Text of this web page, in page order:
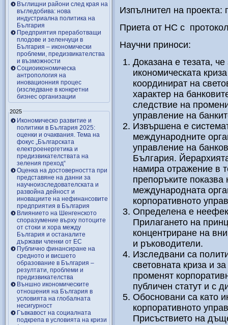
Въглищни райони след края на
въгледобива: нова
индустриална политика на
България
Предприятия преработващи
плодове и зеленчуци в
България – икономически
проблеми, предизвикателства
и възможности
Социоикономическа
антропология на
иновационния процес
(изследване в конкретни
бизнес организации
2025
Икономическо развитие и
политики в България 2025:
оценки и очаквания. Тема на
фокус „Българската
електроенергетика и
предизвикателствата на
зеления преход“
Оценка на достоверността при
представяне на данни за
научноизследователската и
развойна дейност и
иновациите на нефинансовите
предприятия в България
Влиянието на Шенгенското
споразумение върху потоците
от стоки и хора между
България и останалите
държави членки от ЕС
Публично финансиране на
средното и висшето
образование в България –
резултати, проблеми и
предизвикателства
Външно икономическите
отношения на България в
условията на глобалната
несигурност
Гъвкавост на социалната
подкрепа в условията на кризи
Изпълнител на
Приета от НС с
Научни приноси:
Доказана е тезата,
икономическата
координират на
характер на
следствие на
управление на
Извършена е
международните
управление на
България.
намира отражение в
препоръките
международната
корпоративното
Определена е
Прилагането на
концентриране на
и ръководители.
Изследвани са
световната криза и
променят
публичен статут и с
Обосновани са като
корпоративното
Присъствието на